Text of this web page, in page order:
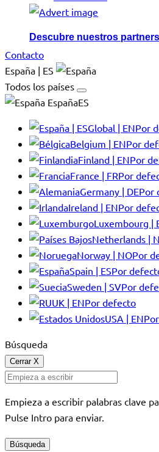
Descubre nuestros
Contacto
España | ES
Todos los países
EspañaES
Global | ENPor
Belgium | ENPor
Finland | ENPor
France | FRPor
Germany | DEPor
Ireland | ENPor
Luxembourg |
Netherlands |
Norway | NOPor
Spain | ESPor
Sweden | SVPor
UK | ENPor defecto
USA | EN
Búsqueda
Cerrar X
Empieza a escribir palabras clave
Pulse Intro para enviar.
Búsqueda